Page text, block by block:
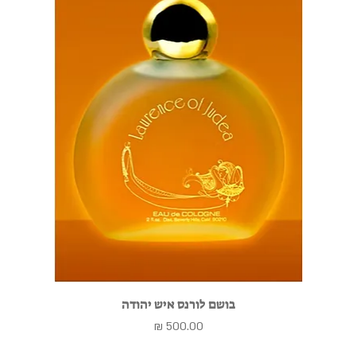
בושם לורנס איש יהודה
מחיר